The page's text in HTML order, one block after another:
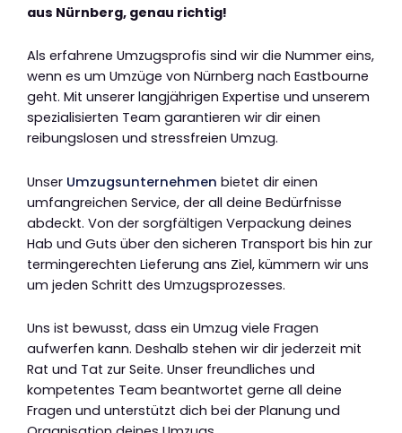
aus Nürnberg, genau richtig!
Als erfahrene Umzugsprofis sind wir die Nummer eins,
wenn es um Umzüge von Nürnberg nach Eastbourne
geht. Mit unserer langjährigen Expertise und unserem
spezialisierten Team garantieren wir dir einen
reibungslosen und stressfreien Umzug.
Unser Umzugsunternehmen bietet dir einen
umfangreichen Service, der all deine Bedürfnisse
abdeckt. Von der sorgfältigen Verpackung deines
Hab und Guts über den sicheren Transport bis hin zur
termingerechten Lieferung ans Ziel, kümmern wir uns
um jeden Schritt des Umzugsprozesses.
Uns ist bewusst, dass ein Umzug viele Fragen
aufwerfen kann. Deshalb stehen wir dir jederzeit mit
Rat und Tat zur Seite. Unser freundliches und
kompetentes Team beantwortet gerne all deine
Fragen und unterstützt dich bei der Planung und